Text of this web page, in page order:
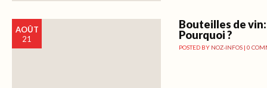
AOÛT
21
Bouteilles de
Pourquoi ?
POSTED BY NOZ-INFOS | 0